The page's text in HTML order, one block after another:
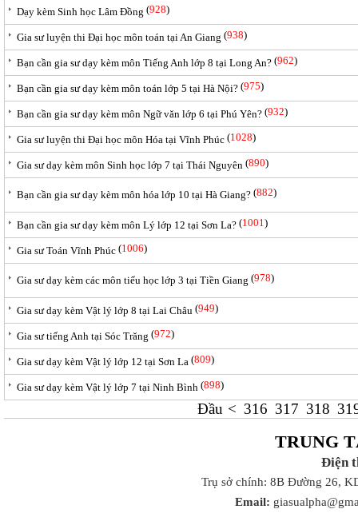
Dạy kèm Sinh học Lâm Đồng (928)
Gia sư luyện thi Đại học môn toán tại An Giang (938)
Bạn cần gia sư dạy kèm môn Tiếng Anh lớp 8 tại Long An? (962)
Bạn cần gia sư dạy kèm môn toán lớp 5 tại Hà Nội? (975)
Bạn cần gia sư dạy kèm môn Ngữ văn lớp 6 tại Phú Yên? (932)
Gia sư luyện thi Đại học môn Hóa tại Vĩnh Phúc (1028)
Gia sư dạy kèm môn Sinh học lớp 7 tại Thái Nguyên (890)
Bạn cần gia sư dạy kèm môn hóa lớp 10 tại Hà Giang? (882)
Bạn cần gia sư dạy kèm môn Lý lớp 12 tại Sơn La? (1001)
Gia sư Toán Vĩnh Phúc (1006)
Gia sư dạy kèm các môn tiểu học lớp 3 tại Tiền Giang (978)
Gia sư dạy kèm Vật lý lớp 8 tại Lai Châu (949)
Gia sư tiếng Anh tại Sóc Trăng (972)
Gia sư dạy kèm Vật lý lớp 12 tại Sơn La (809)
Gia sư dạy kèm Vật lý lớp 7 tại Ninh Bình (898)
Đầu < 316 317 318
TRUNG
Điện
Trụ sở chính: 8B Đường 26,
Email: